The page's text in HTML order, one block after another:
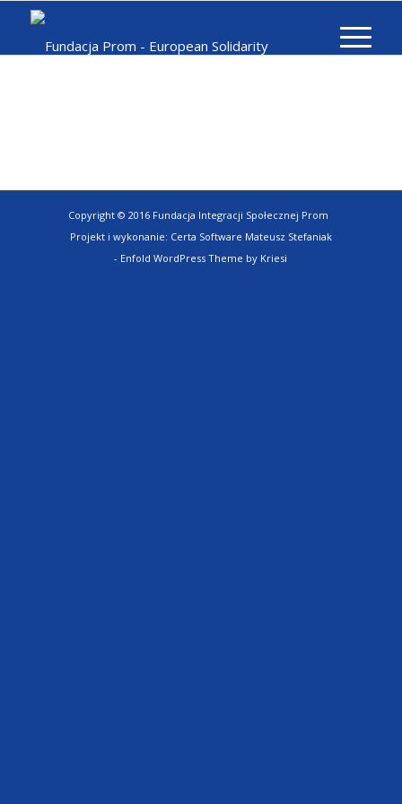
Copyright © 2016 Fundacja Integracji Społecznej Prom
Projekt i wykonanie: Certa Software Mateusz Stefaniak
- Enfold WordPress Theme by Kriesi